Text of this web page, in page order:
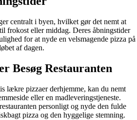
centralt i byen, hvilket gør det nemt at
frokost eller middag. Deres åbningstider
for at nyde en velsmagende pizza på
af dagen.
Besøg Restauranten
lækre pizzaer derhjemme, kan du nemt
eller en madleveringstjeneste.
personligt og nyde den fulde
pizza og den hyggelige stemning.